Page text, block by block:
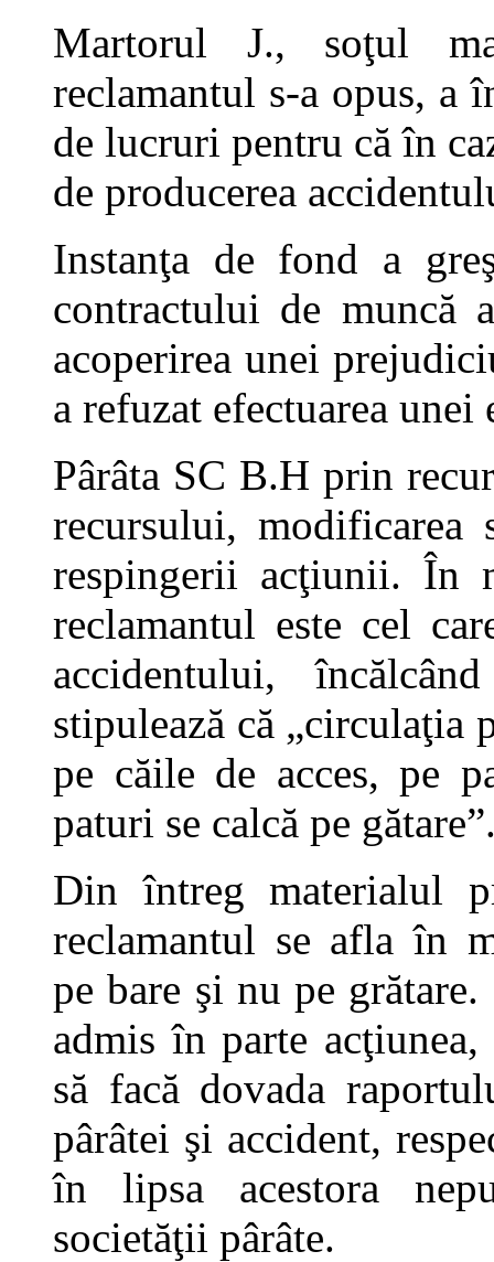
Martorul J., soţul
reclamantul s-a opus, a
de lucruri pentru că în
de producerea
Instanţa de fond a
contractului de muncă
acoperirea unei
a refuzat efectuarea
Pârâta SC B.H prin
recursului, modificarea
respingerii acţiunii. În
reclamantul este cel
accidentului,
stipulează că „circulaţia
pe căile de acces, pe
paturi se calcă pe
Din întreg materialul
reclamantul se afla în
pe bare şi nu pe
admis în parte
să facă dovada
pârâtei şi accident,
în lipsa acestora
societăţii pârâte.